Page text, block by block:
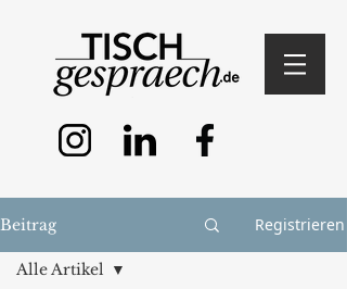
Beitrag Registrieren
Alle Artikel